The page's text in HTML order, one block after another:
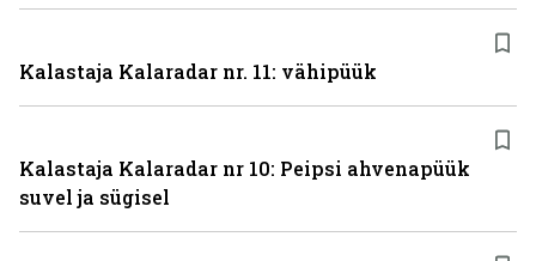
Kalastaja Kalaradar nr. 11: vähipüük
Kalastaja Kalaradar nr 10: Peipsi ahvenapüük
suvel ja sügisel